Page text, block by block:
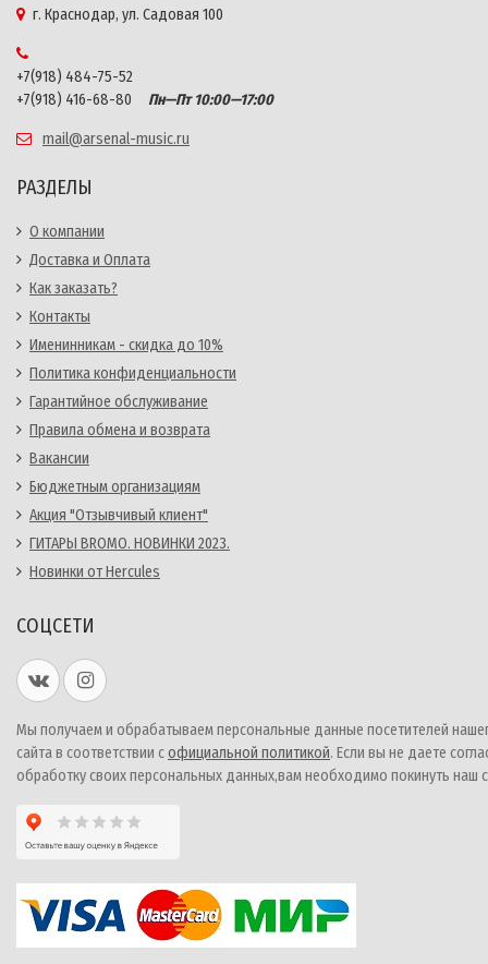
г. Краснодар, ул. Садовая 100
+7(918) 484-75-52
+7(918) 416-68-80
Пн—Пт 10:00—17:00
mail@arsenal-music.ru
РАЗДЕЛЫ
О компании
Доставка и Оплата
Как заказать?
Контакты
Именинникам - скидка до 10%
Политика конфиденциальности
Гарантийное обслуживание
Правила обмена и возврата
Вакансии
Бюджетным организациям
Акция "Отзывчивый клиент"
ГИТАРЫ BROMO. НОВИНКИ 2023.
Новинки от Hercules
СОЦСЕТИ
Мы получаем и обрабатываем персональные данные посетителей
сайта в соответствии софициальной политикой. Если вы не даете
обработку своих персональных данных,вам необходимо покинуть наш